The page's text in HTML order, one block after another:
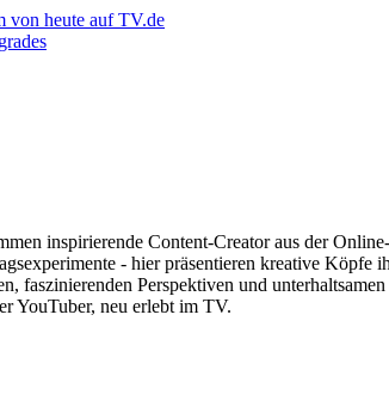
inspirierende Content-Creator aus der
- hier präsentieren kreative Köpfe
faszinierenden Perspektiven und
YouTuber, neu erlebt im TV.